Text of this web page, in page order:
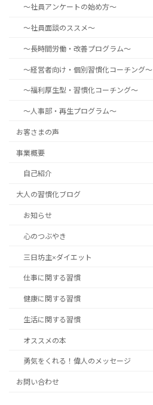
～社員アンケートの始め方～
～社員面談のススメ～
～長時間労働・改善プログラム～
～経営者向け・個別習慣化コーチング～
～福利厚生型・習慣化コーチング～
～人事部・再生プログラム～
お客さまの声
事業概要
自己紹介
大人の習慣化ブログ
お知らせ
心のつぶやき
三日坊主×ダイエット
仕事に関する習慣
健康に関する習慣
生活に関する習慣
オススメの本
勇気をくれる！偉人のメッセージ
お問い合わせ